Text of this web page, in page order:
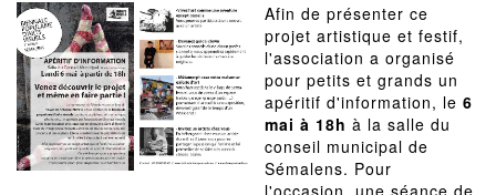
Afin de présenter ce
projet artistique et festif,
l'association a organisé
pour petits et grands un
apéritif d'information, le 6
mai à 18h à la salle du
conseil municipal de
Sémalens. Pour
l'occasion, une séance de